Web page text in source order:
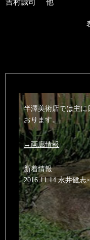
吉村誠司
他
半澤美術店では主
おります。
→画廊情報
新着情報
2016.11.14 永井健